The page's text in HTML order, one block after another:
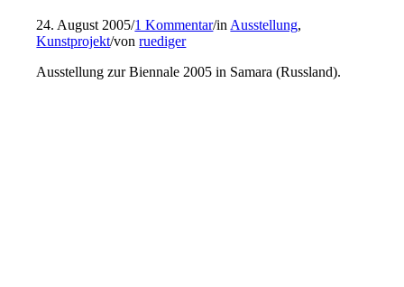
24. August 2005/1 Kommentar/in Ausstellung,
Kunstprojekt/vonruediger
Ausstellung zur Biennale 2005 in Samara (Russland).